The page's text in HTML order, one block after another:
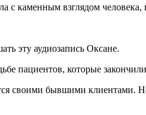
с каменным взглядом
эту аудиозапись Оксане.
пациентов, которые
своими бывшими клиентами.